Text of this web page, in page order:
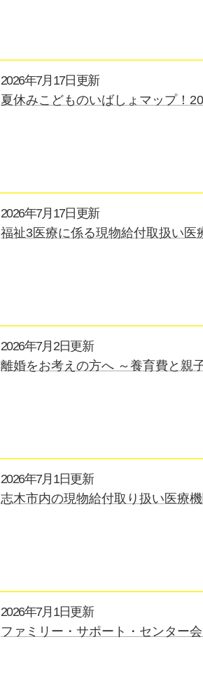
2026年7月17日更新
夏休みこどものいばしょマップ！
2026年7月17日更新
福祉3医療に係る現物給付取扱い医
2026年7月2日更新
離婚をお考えの方へ ～養育費と親
2026年7月1日更新
志木市内の現物給付取り扱い医療
2026年7月1日更新
ファミリー・サポート・センター